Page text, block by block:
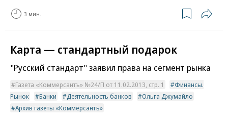
3 мин.
Карта — стандартный подарок
"Русский стандарт" заявил права на сегмент рынка
Газета «Коммерсантъ» №24/П от 11.02.2013, стр. 1
Финансы.
Рынок
Банки Деятельность банков
Ольга Джумайло
Архив газеты «Коммерсантъ»